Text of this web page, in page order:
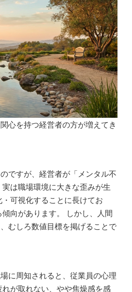
心を持つ経営者の方が増えてき
ですが、経営者が「メンタル不
は職場環境に大きな歪みが生
可視化することに長けてお
向があります。 しかし、人間
むしろ数値目標を掲げることで
に周知されると、従業員の心理
が取れない、やや焦燥感を感